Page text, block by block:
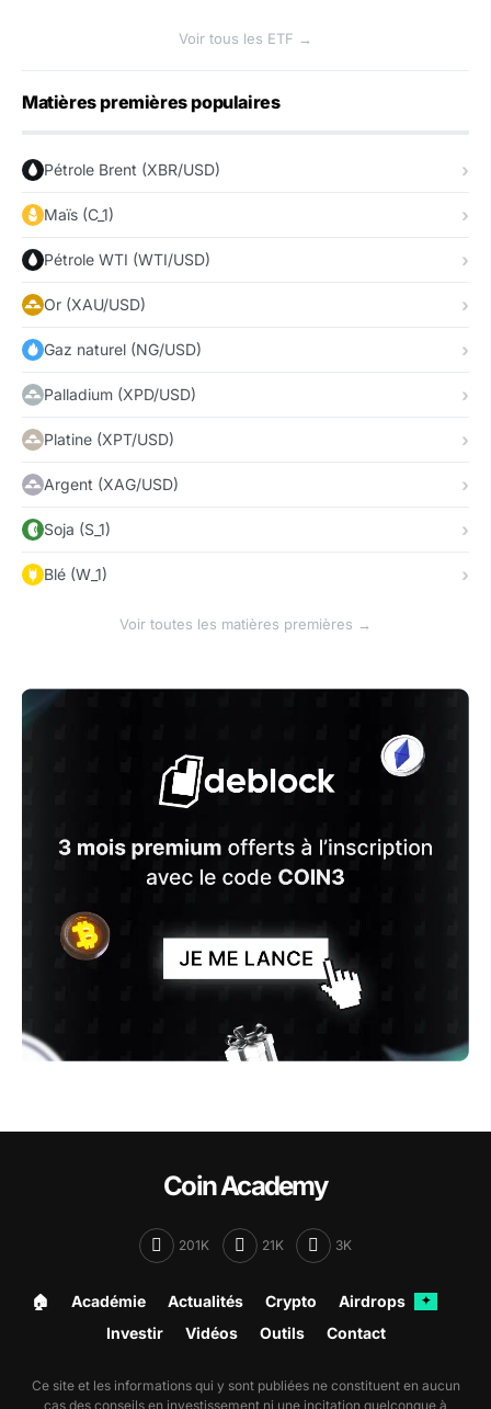
Voir tous les ETF →
Matières premières populaires
Pétrole Brent (XBR/USD)
Maïs (C_1)
Pétrole WTI (WTI/USD)
Or (XAU/USD)
Gaz naturel (NG/USD)
Palladium (XPD/USD)
Platine (XPT/USD)
Argent (XAG/USD)
Soja (S_1)
Blé (W_1)
Voir toutes les matières premières →
Coin Academy
201K 21K 3K
🏠︎ Académie Actualités Crypto Airdrops ✦
Investir Vidéos Outils Contact
Ce site et les informations qui y sont publiées ne constituent en aucun
cas des conseils en investissement ni une incitation quelconque à